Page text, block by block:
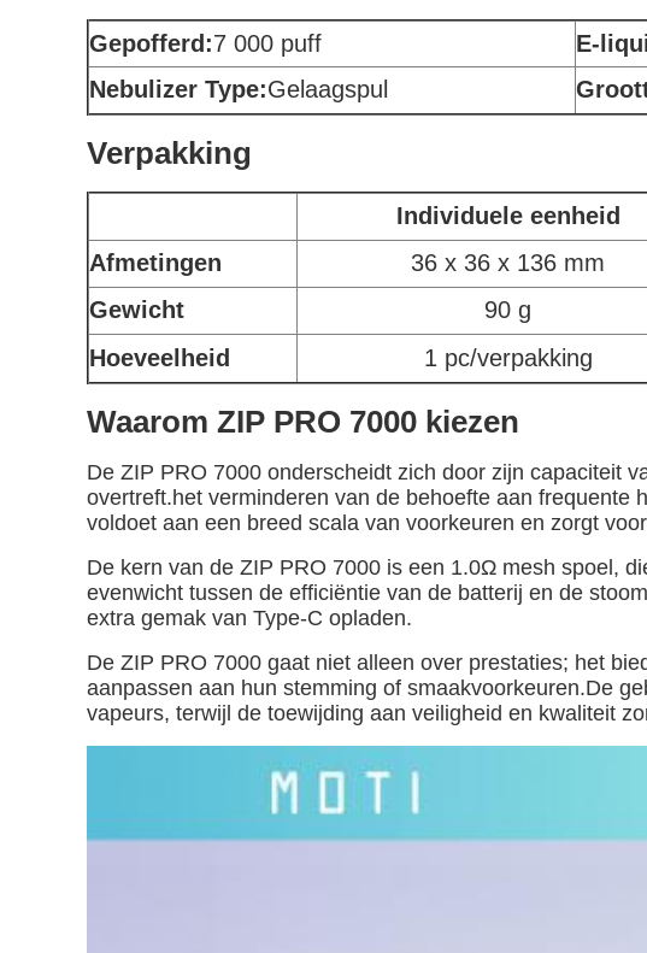
Gepofferd:7 000 puff E-
Nebulizer Type:Gelaagspul
Verpakking
Individuele eenheid
Afmetingen
36 x 36 x 136 mm
Gewicht
90 g
Hoeveelheid
1 pc/verpakking
Waarom ZIP PRO 7000 kiezen
De ZIP PRO 7000 onderscheidt zich door zijn capaciteit
overtreft.het verminderen van de behoefte aan
voldoet aan een breed scala van voorkeuren en zorgt
De kern van de ZIP PRO 7000 is een 1.0Ω mesh spoel,
evenwicht tussen de efficiëntie van de batterij en de
extra gemak van Type-C opladen.
De ZIP PRO 7000 gaat niet alleen over prestaties; het
aanpassen aan hun stemming of smaakvoorkeuren.De
vapeurs, terwijl de toewijding aan veiligheid en kwaliteit